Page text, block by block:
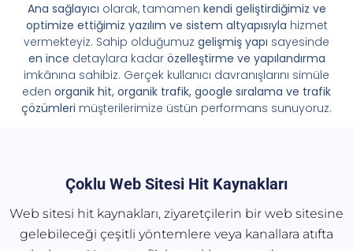
Ana sağlayıcı olarak, tamamen kendi geliştirdiğimiz ve
optimize ettiğimiz yazılım ve sistem altyapısıyla hizmet
vermekteyiz. Sahip olduğumuz gelişmiş yapı sayesinde
en ince detaylara kadar özelleştirme ve yapılandırma
imkânına sahibiz. Gerçek kullanıcı davranışlarını simüle
eden organik hit, organik trafik, google sıralama ve trafik
çözümleri müşterilerimize üstün performans sunuyoruz.
Çoklu Web Sitesi Hit Kaynakları
Web sitesi hit kaynakları, ziyaretçilerin bir web sitesine
gelebileceği çeşitli yöntemlere veya kanallara atıfta